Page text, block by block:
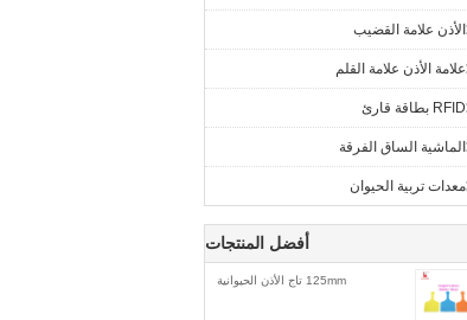
الأذن علامة القضيب
علامة الأذن علامة القلم
RFID بطاقة قارئ
الماشية الساق الفرقة
معدات تربية الحيوان
أفضل المنتجات
125mm تاج الأذن الحيوانية